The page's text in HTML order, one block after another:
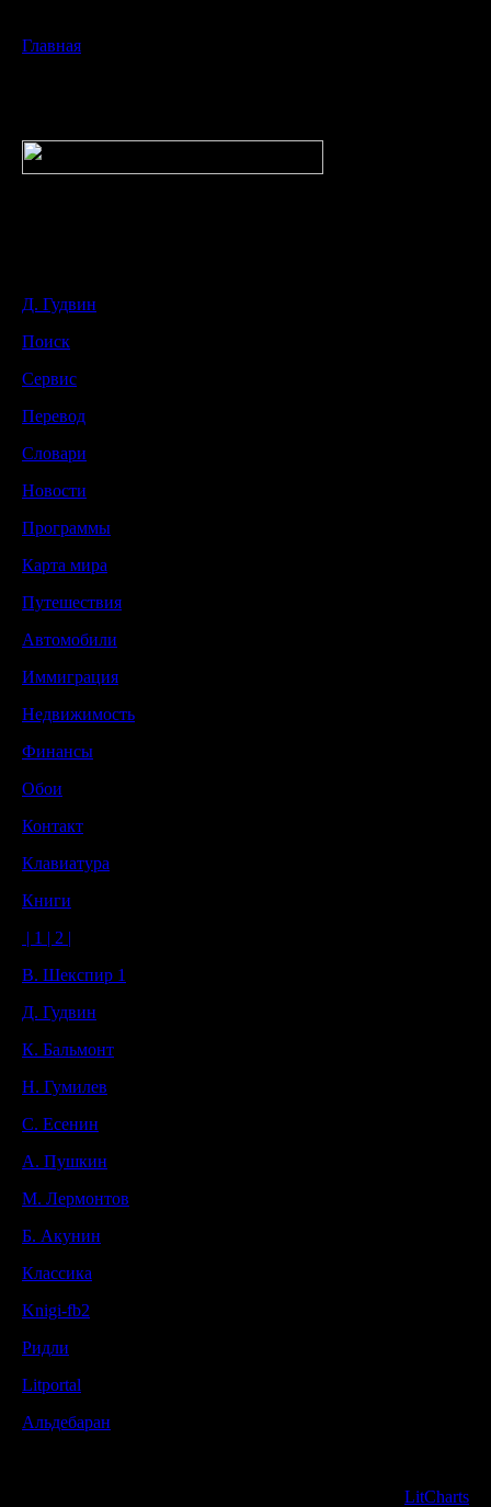
Главная
Д. Гудвин
Поиск
Сервис
Перевод
Словари
Новости
Программы
Карта мира
Путешествия
Автомобили
Иммиграция
Недвижимость
Финансы
Обои
Контакт
Клавиатура
Книги
| 1 | 2 |
В. Шекспир 1
Д. Гудвин
К. Бальмонт
Н. Гумилев
С. Есенин
А. Пушкин
М. Лермонтов
Б. Акунин
Классика
Knigi-fb2
Ридли
Litportal
Альдебаран
LitCharts